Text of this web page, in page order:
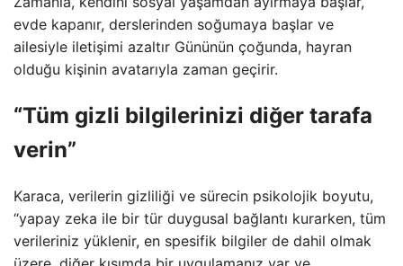
evde kapanır, derslerinden soğumaya başlar ve
ailesiyle iletişimi azaltır Gününün çoğunda, hayran
olduğu kişinin avatarıyla zaman geçirir.
“Tüm gizli bilgilerinizi diğer tarafa
verin”
Karaca, verilerin gizliliği ve sürecin psikolojik boyutu,
“yapay zeka ile bir tür duygusal bağlantı kurarken, tüm
verileriniz yüklenir, en spesifik bilgiler de dahil olmak